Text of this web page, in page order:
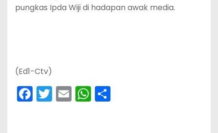
pungkas Ipda Wiji di hadapan awak media.
(Ed1-Ctv)
F
a
T
w
E
m
W
h